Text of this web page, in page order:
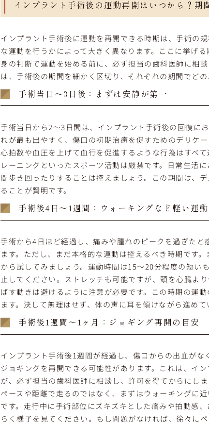
インプラント手術後の運動再開はいつから？期
インプラント手術後に運動を再開できる時期は、手術の
な運動を行うかによって大きく異なります。ここに挙げ
身の判断で運動を始める前に、必ず担当の歯科医師に相
は、手術後の期間を細かく区切り、それぞれの期間でど
手術当日～3日後：まずは安静が第一
手術当日から2～3日間は、インプラント手術後の回復に
れが最も出やすく、傷口の初期治癒を促すためのデリケ
心拍数や血圧を上げて血行を促進するような行為はすべ
レーニングといったスポーツ活動は厳禁です。日常生活
間歩き回ったりすることは控えましょう。この期間は、
ることが賢明です。
手術後4日～1週間：ウォーキングなど軽い運動
手術から4日ほど経過し、痛みや腫れのピークを過ぎた
ます。ただし、まだ本格的な運動は控えるべき時期です
から試してみましょう。運動時間は15～20分程度の短い
止してください。ストレッチも可能ですが、頭を心臓よ
ばす動きは避けるように注意が必要です。この時期の運
ます。決して無理はせず、体の声に耳を傾けながら進めて
手術後1週間～1ヶ月：ジョギング再開の目安
インプラント手術後1週間が経過し、傷口からの出血が
ジョギングを再開できる可能性があります。これは、イ
が、必ず担当の歯科医師に相談し、許可を得てからにし
ペースや距離で走るのではなく、まずはウォーキングに
です。走行中に手術部位にズキズキとした痛みや拍動感
らく様子を見てください。もし問題がなければ、徐々に